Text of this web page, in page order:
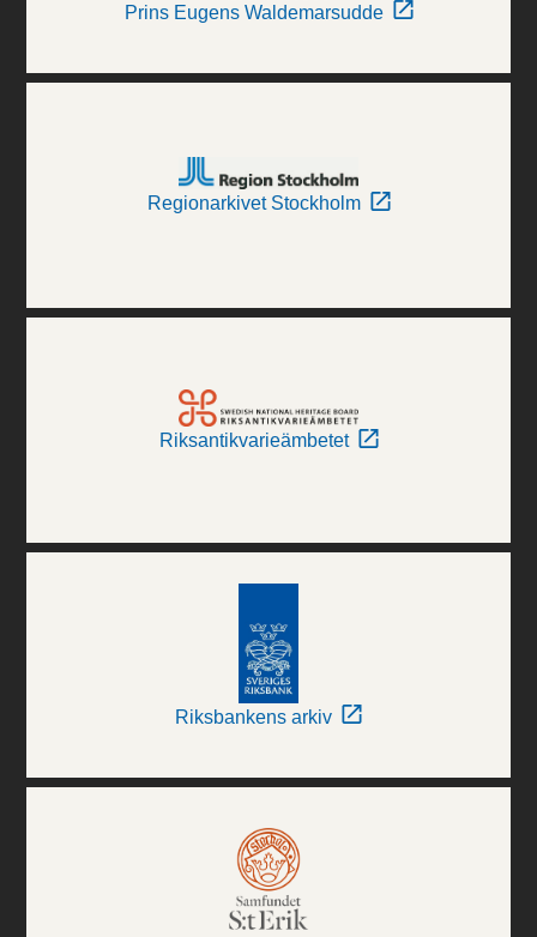
Prins Eugens Waldemarsudde
Regionarkivet Stockholm
Riksantikvarieämbetet
Riksbankens arkiv